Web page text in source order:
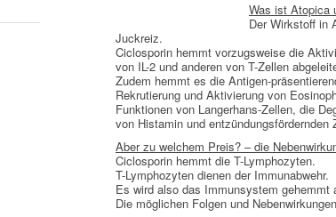
GEOPATHISCHE
BELASTUNGEN/ELEKTROSMOG
ENERGETISCHES HEILEN – AUCH
FÜR MENSCHEN
Was ist Atopica
Der Wirkstoff in
Juckreiz.
Ciclosporin hemmt vorzugsweise die
von IL-2 und anderen von T-Zellen
Zudem hemmt es die Antigen-
Rekrutierung und Aktivierung von
Funktionen von Langerhans-Zellen, die
von Histamin und entzündungsfördernden
Aber zu welchem Preis? – die
Ciclosporin hemmt die T-Lymphozyten.
T-Lymphozyten dienen der Immunabwehr.
Es wird also das Immunsystem gehemmt
Die möglichen Folgen und